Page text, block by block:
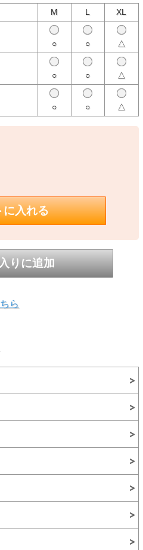
の半袖スウェットシャツ。
レイヤードでも使える、ショート
スウェット。後染めによる味わい深
まとまり、使い勝手が良い。"（ト
ター等の環境により実際の色味と
と共有をしております。
も、実際は売り違いにより欠品が発
セルさせていただく場合がございま
惑をおかけしますが、予めご了承の
M L XL
○
○ △
○
○ △
○
○ △
ら